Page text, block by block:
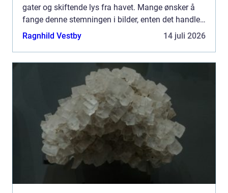
gater og skiftende lys fra havet. Mange ønsker å
fange denne stemningen i bilder, enten det handler
om boligfoto, bryllup, bedrift eller redaksjonelt...
Ragnhild Vestby 14 juli 2026